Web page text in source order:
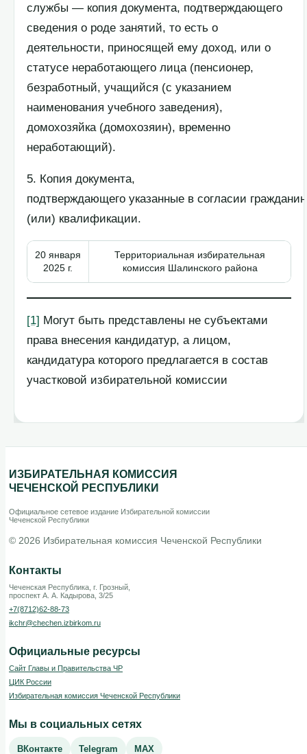
службы — копия документа, подтверждающего
сведения о роде занятий, то есть о
деятельности, приносящей ему доход, или о
статусе неработающего лица (пенсионер,
безработный, учащийся (с указанием
наименования учебного заведения),
домохозяйка (домохозяин), временно
неработающий).
5. Копия документа,
подтверждающего указанные в согласии
(или) квалификации.
20 января
2025 г.
Территориальная избирательная
комиссия Шалинского района
[1] Могут быть представлены не субъектами
права внесения кандидатур, а лицом,
кандидатура которого предлагается в состав
участковой избирательной комиссии
ИЗБИРАТЕЛЬНАЯ КОМИССИЯ
ЧЕЧЕНСКОЙ РЕСПУБЛИКИ
Официальное сетевое издание Избирательной комиссии
Чеченской Республики
© 2026 Избирательная комиссия Чеченской Республики
Контакты
Чеченская Республика, г. Грозный,
проспект А. А. Кадырова, 3/25
+7(8712)62-88-73
ikchr@chechen.izbirkom.ru
Официальные ресурсы
Сайт Главы и Правительства ЧР
ЦИК России
Избирательная комиссия Чеченской Республики
Мы в социальных сетях
ВКонтакте Telegram MAX